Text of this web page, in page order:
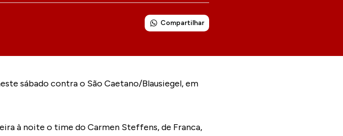
Compartilhar
sábado contra o São Caetano/Blausiegel, em
à noite o time do Carmen Steffens, de Franca,